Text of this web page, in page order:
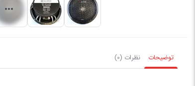
توضیحات نظرات (0)